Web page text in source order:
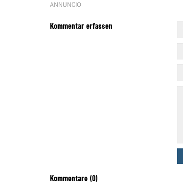
ANNUNCIO
Kommentar erfassen
Kommentare (0)